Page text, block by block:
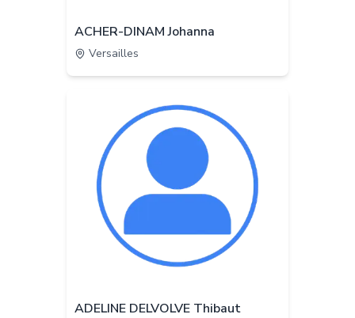
ACHER-DINAM Johanna
Versailles
ADELINE DELVOLVE Thibaut